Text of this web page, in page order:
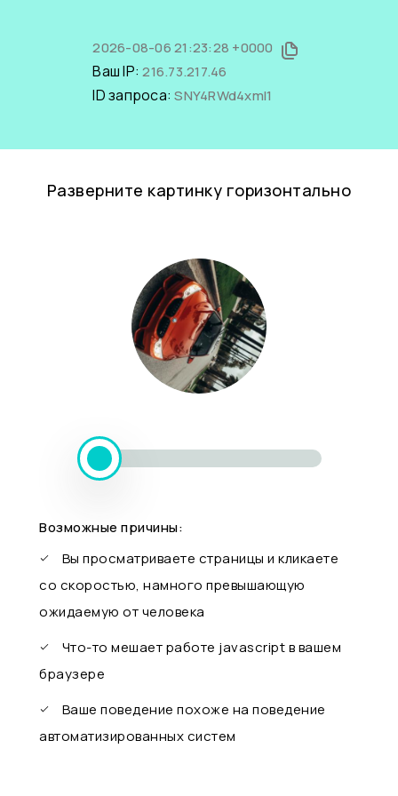
2026-08-06 21:23:28 +0000
Ваш IP:216.73.217.46
ID запроса:SNY4RWd4xmI1
Разверните картинку горизонтально
Возможные причины:
Вы просматриваете страницы и кликаете
со скоростью, намного превышающую
ожидаемую от человека
Что-то мешает работе javascript в вашем
браузере
Ваше поведение похоже на поведение
автоматизированных систем